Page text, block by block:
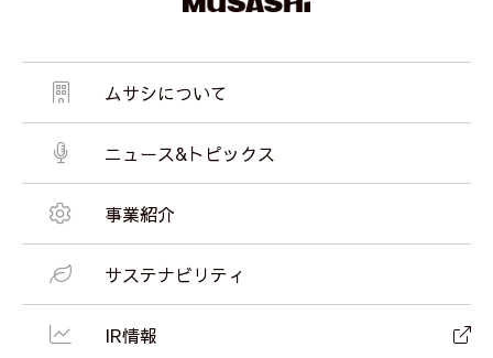
ムサシについて
ニュース&トピックス
事業紹介
サステナビリティ
IR情報